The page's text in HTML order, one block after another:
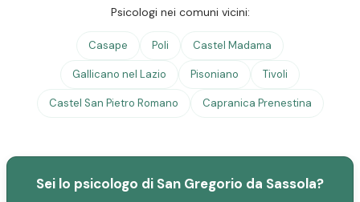
Psicologi nei comuni vicini:
Casape Poli Castel Madama
Gallicano nel Lazio Pisoniano Tivoli
Castel San Pietro Romano Capranica Prenestina
Sei lo psicologo di San Gregorio da Sassola?